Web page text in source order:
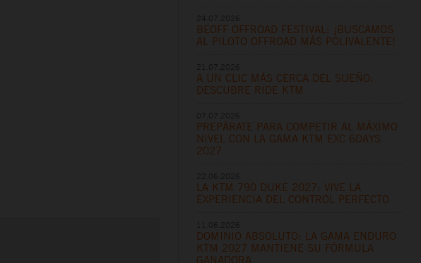
BEOFF OFFROAD FESTIVAL: ¡BUSCAMOS
AL PILOTO OFFROAD MÁS POLIVALENTE!
A UN CLIC MÁS CERCA DEL SUEÑO:
DESCUBRE RIDE KTM
PREPÁRATE PARA COMPETIR AL MÁXIMO
NIVEL CON LA GAMA KTM EXC 6DAYS
2027
LA KTM 790 DUKE 2027: VIVE LA
EXPERIENCIA DEL CONTROL PERFECTO
DOMINIO ABSOLUTO: LA GAMA ENDURO
KTM 2027 MANTIENE SU FÓRMULA
GANADORA